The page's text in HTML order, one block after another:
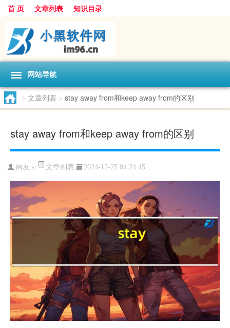
首 页 文章列表 知识目录
网站导航
> 文章列表 > stay away from和keep away from的区别
stay away from和keep away from的区别
网友:st 文章列表 2024-12-25 04:24:45